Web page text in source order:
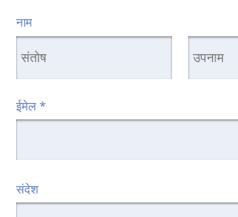
नाम
ईमेल *
संदेश